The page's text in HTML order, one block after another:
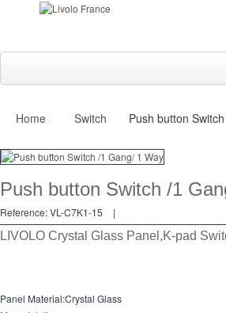
Switch
Dimmer
2 Ways
Home Switch Push button
Push button Switch /1
Reference:VL-C7K1-15
|
LIVOLO Crystal Glass Panel,K-pad
Panel Material:Crystal Glass